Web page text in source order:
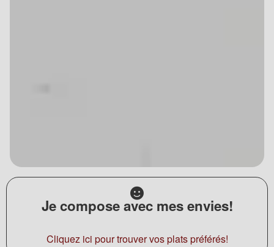
Je compose avec mes envies!
Cliquez ici pour trouver vos plats préférés!